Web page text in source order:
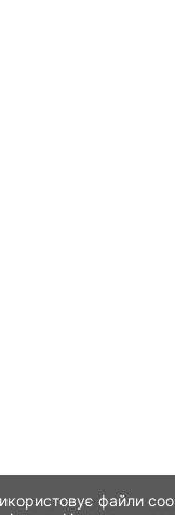
файли